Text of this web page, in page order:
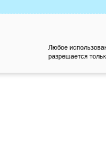
Любое
разрешается